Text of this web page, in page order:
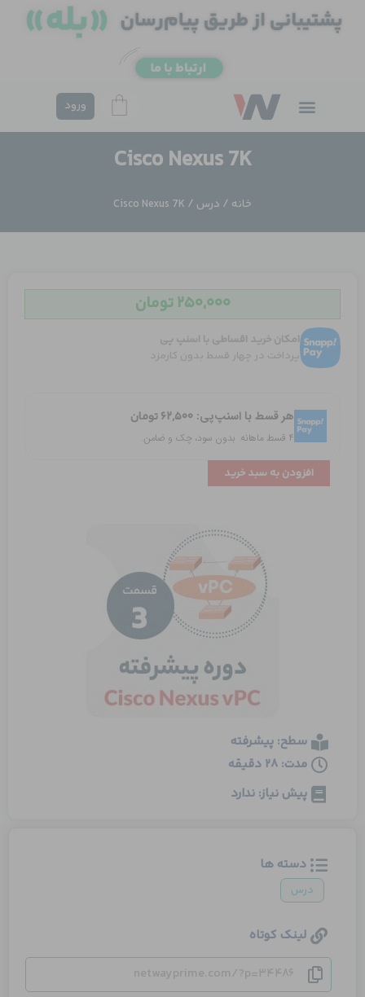
ورود
Cisco Nexus 7K
خانه / درس / Cisco Nexus 7K
۲۵۰,۰۰۰تومان
امکان خرید اقساطی با اسنپ پی
پرداخت در چهار قسط بدون کارمزد
هر قسط با اسنپ‌پی: ۶۲,۵۰۰تومان
۴ قسط ماهانه. بدون سود، چک و ضامن.
Nexus
عدد
افزودن به سبد خرید
سطح: پیشرفته
مدت: 28 دقیقه
پیش نیاز: ندارد
دسته ها
درس
لینک کوتاه
netwayprime.com/?p=34486